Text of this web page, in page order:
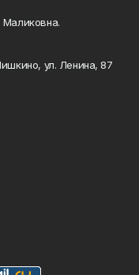
ул. Ленина, 87